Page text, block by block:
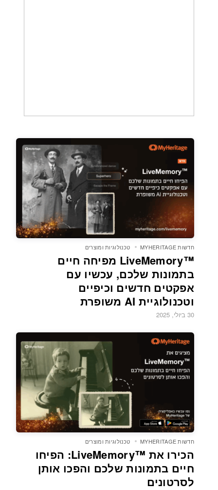
חדשות MYHERITAGE טכנולוגיות ומוצרים
LiveMemory™‎ מפיחה חיים
בתמונות שלכם, עכשיו עם
אפקטים חדשים וכיפיים
וטכנולוגיית AI משופרת
30 ביולי, 2025
חדשות MYHERITAGE טכנולוגיות ומוצרים
הכירו את LiveMemory™‎: הפיחו
חיים בתמונות שלכם והפכו אותן
לסרטונים